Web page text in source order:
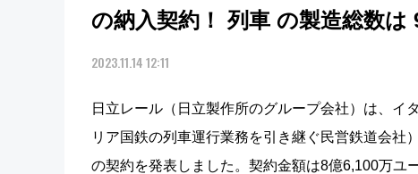
の納入契約！ 列車 の製造総数は
2023.11.14 12:11
日立レール（日立製作所のグループ会社）は、イ
リア国鉄の列車運行業務を引き継ぐ民営鉄道会社
の契約を発表しました。契約金額は8億6,100万ユ